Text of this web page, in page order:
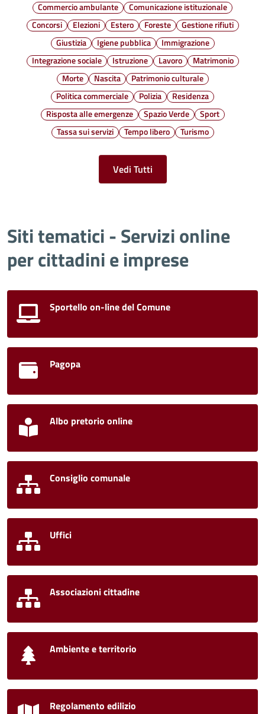
Commercio ambulante
Comunicazione istituzionale
Concorsi
Elezioni Estero Foreste
Gestione rifiuti
Giustizia
Igiene pubblica
Immigrazione
Integrazione sociale
Istruzione Lavoro
Matrimonio
Morte
Nascita
Patrimonio culturale
Politica commerciale
Polizia
Residenza
Risposta alle emergenze
Spazio Verde
Sport
Tassa sui servizi
Tempo libero Turismo
Vedi Tutti
Siti tematici - Servizi online
per cittadini e imprese
Sportello on-line del Comune
Pagopa
Albo pretorio online
Consiglio comunale
Uffici
Associazioni cittadine
Ambiente e territorio
Regolamento edilizio